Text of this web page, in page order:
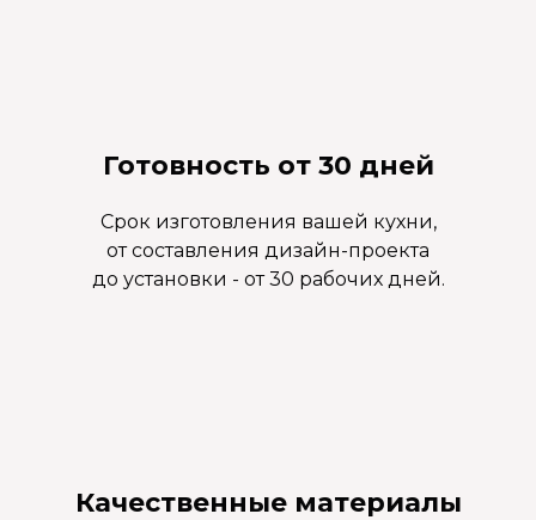
Готовность от 30 дней
Срок изготовления вашей кухни,
от составления дизайн-проекта
до установки - от 30 рабочих дней.
Качественные материалы